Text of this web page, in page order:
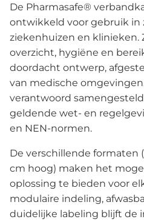
De Pharmasafe®
ontwikkeld voor gebruik in
ziekenhuizen en klinieken.
overzicht, hygiëne en
doordacht ontwerp,
van medische
verantwoord
geldende wet- en
en NEN-normen.
De verschillende formaten
cm hoog) maken het
oplossing te bieden voor
modulaire indeling,
duidelijke labeling blijft de